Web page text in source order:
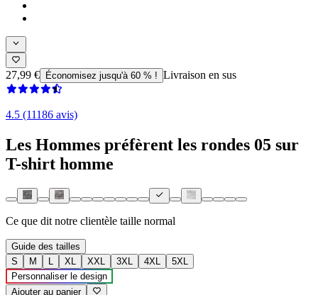
27,99 € Économisez jusqu'à 60 % ! Livraison en sus
4.5 (11186 avis)
Les Hommes préfèrent les rondes 05 sur
T-shirt homme
Ce que dit notre clientèle taille normal
Guide des tailles
S
M L XL XXL 3XL 4XL
5XL
Personnaliser le design
Ajouter au panier